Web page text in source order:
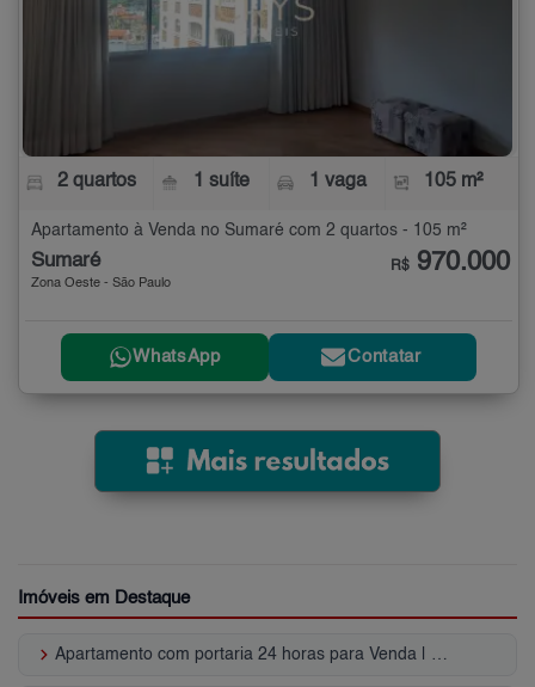
2 quartos 1 suíte 1 vaga 105 m²
Apartamento à Venda no Sumaré com 2 quartos - 105 m²
Sumaré
Zona Oeste - São Paulo
R$ 970.000
WhatsApp Contatar
Imóveis em Destaque
keyboard_arrow_right Apartamento com portaria 24 horas para Venda | Sumaré